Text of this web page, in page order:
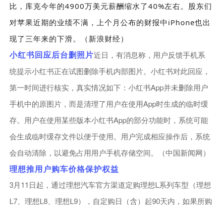
比，库克今年的4900万美元薪酬缩水了40%左右。股东们
对苹果近期的业绩不满，上个月公布的财报中 iPhone也出
现了三年来的下滑。（新浪财经）
小红书回应后台删照片近日，有消息称，用户反馈手机系
统提示小红书正在试图删除手机内部图片。小红书对此回应，
第一时间进行核实，真实情况如下：小红书App并未删除用户
手机中的原图片，而是清理了用户在使用App时生成的临时缓
存。用户在使用某些版本小红书App的部分功能时，系统可能
会生成临时缓存文件以便于使用。用户完成相应操作后，系统
会自动清除，以避免占用用户手机存储空间。（中国新闻网）
理想推用户购车价格保护权益
3月 11 日起，通过理想汽车官方渠道定购理想L系列车型（理想
L7 、理想L8 、理想L9），自定购日（含）起90天内，如果所购